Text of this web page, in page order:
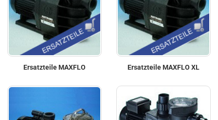
Ersatzteile MAXFLO Ersatzteile MAXFLO XL